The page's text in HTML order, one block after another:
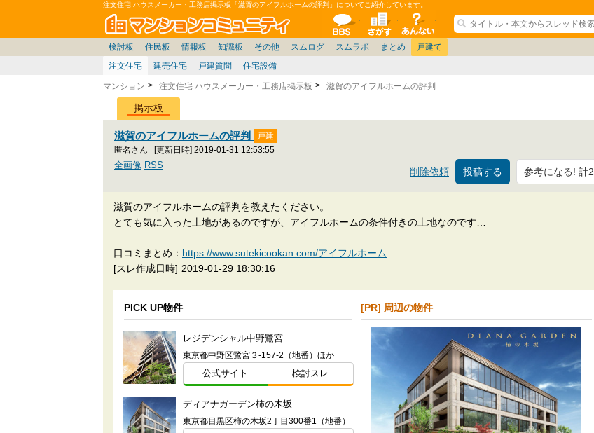
注文住宅 ハウスメーカー・工務店掲示板「滋賀のアイフルホームの評判」についてご紹介しています。
マンションコミュニティ
全掲示板 物件検索 サイトについて
検討板
東京23区 東京市部 神奈川/横浜 千葉 埼玉 茨城 札幌 仙台/新潟/東北 名古屋/東海
住民板
東京 神奈川 埼玉/千葉/関東 札幌/東北/北陸/信越 名古屋/東海 大阪/兵庫/京都/関西
情報板
価格表 スムログ出張所 暮らしやすさ評価 見学記
知識板
住宅ローン デベ/ゼネコン マンション雑談 マンション質問 住宅質問 管理会社/組合
その他
雑談 賃貸 移住相談 リゾート 広告 バトル 家具 ニュース 個人取引 政治
スムログ
お便り返し 座談会/対談 ブロガーの本音 マンション管理 ノウハウ 東京都 神奈川県
スムラボ
関東 中部 近畿 北海道 東北 中国 九州 その他 まとめ
東京都 神奈川県 千葉県 埼玉県 愛知県 大阪府 兵庫県 福岡県
戸建て
注文住宅
建売住宅 戸建質問 住宅設備
マンション 注文住宅 ハウスメーカー・工務店掲示板 滋賀のアイフルホームの評判
掲示板
滋賀のアイフルホームの評判
匿名さん [更新日時] 2019-01-31 12:53:55
削除依頼 参考になる! 計2
全画像 RSS
滋賀のアイフルホームの評判を教えたください。
とても気に入った土地があるのですが、アイフルホームの条件付きの土地なのです…
口コミまとめ： https://www.sutekicookan.com/アイフルホーム
[スレ作成日時] 2019-01-29 18:30:16
PICK UP物件
レジデンシャル中野鷺宮
東京都中野区鷺宮３-157-2（地番）ほか
公式サイト 検討スレ
ディアナガーデン柿の木坂
東京都目黒区柿の木坂2丁目300番1（地番）
[PR] 周辺の物件